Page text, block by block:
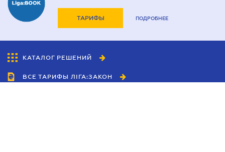
ТАРИФЫ ПОДРОБНЕЕ
КАТАЛОГ РЕШЕНИЙ
ВСЕ ТАРИФЫ ЛІГА:ЗАКОН